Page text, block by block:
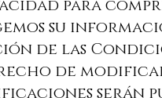
para
su
de las
de
serán